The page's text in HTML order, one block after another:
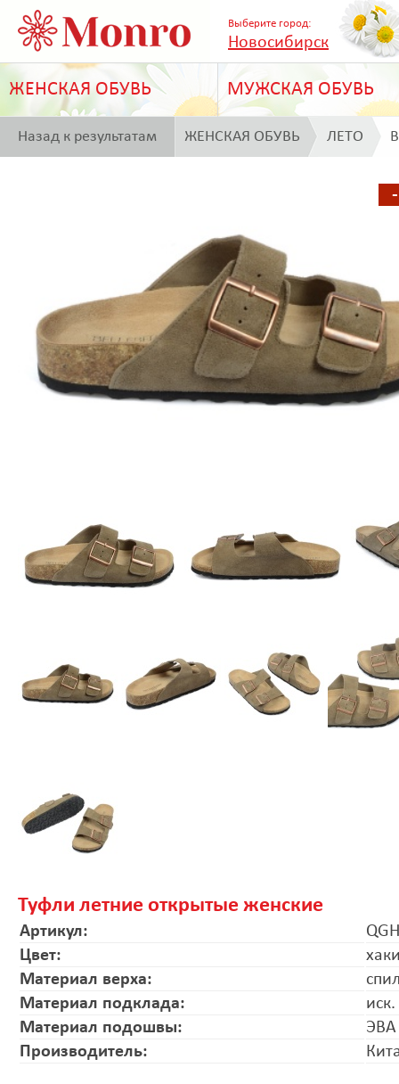
Выберите город:
Новосибирск
ЖЕНСКАЯ ОБУВЬ МУЖСКАЯ ОБУВЬ
Назад к результатам ЖЕНСКАЯ ОБУВЬ ЛЕТО
Туфли летние открытые женские
Артикул:
Цвет:
Материал верха:
Материал подклада:
Материал подошвы:
ЭВА
Производитель: